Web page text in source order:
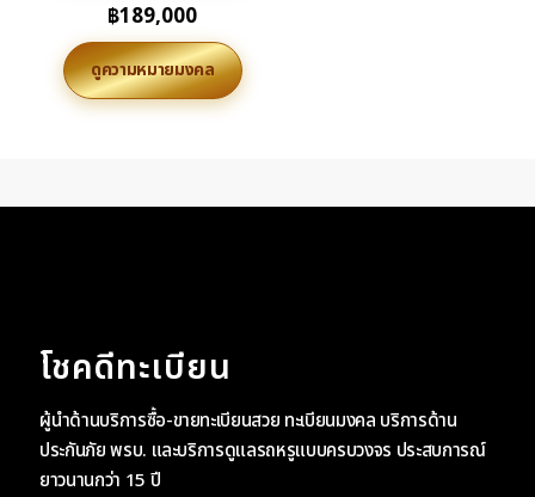
฿189,000
ดูความหมายมงคล
โชคดีทะเบียน
ผู้นำด้านบริการซื้อ-ขายทะเบียนสวย ทะเบียนมงคล บริการด้าน
ประกันภัย พรบ. และบริการดูแลรถหรูแบบครบวงจร ประสบการณ์
ยาวนานกว่า 15 ปี